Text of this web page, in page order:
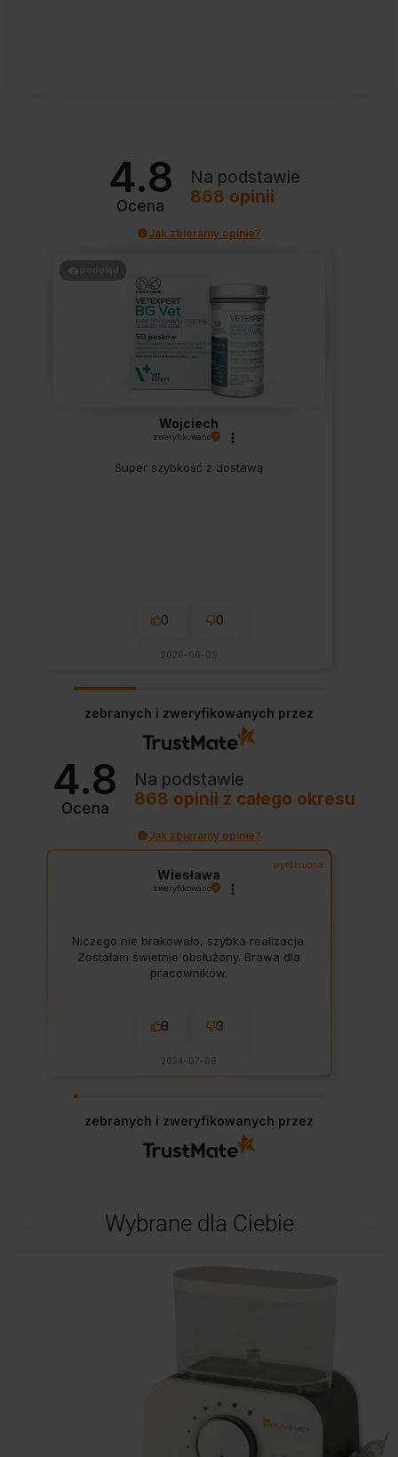
4.8
Ocena
Na podstawie
868 opinii
Jak zbieramy opinie?
podgląd
Wojciech
zweryfikowano
Super szybkość z dostawą
0 0
2026-06-09
zebranych i zweryfikowanych przez
4.8
Ocena
Na podstawie
868 opinii z całego okresu
Jak zbieramy opinie?
wyróżniona
Wiesława
zweryfikowano
Niczego nie brakowało, szybka realizacja.
Zostałam świetnie obsłużony. Brawa dla
pracowników.
8 3
2024-07-08
zebranych i zweryfikowanych przez
Wybrane dla Ciebie